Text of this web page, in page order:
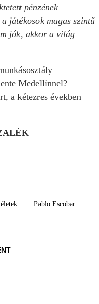
pénzének
játékosok magas szintű
jók, akkor a világ
Medellínnel?
a kétezres években
Pablo Escobar